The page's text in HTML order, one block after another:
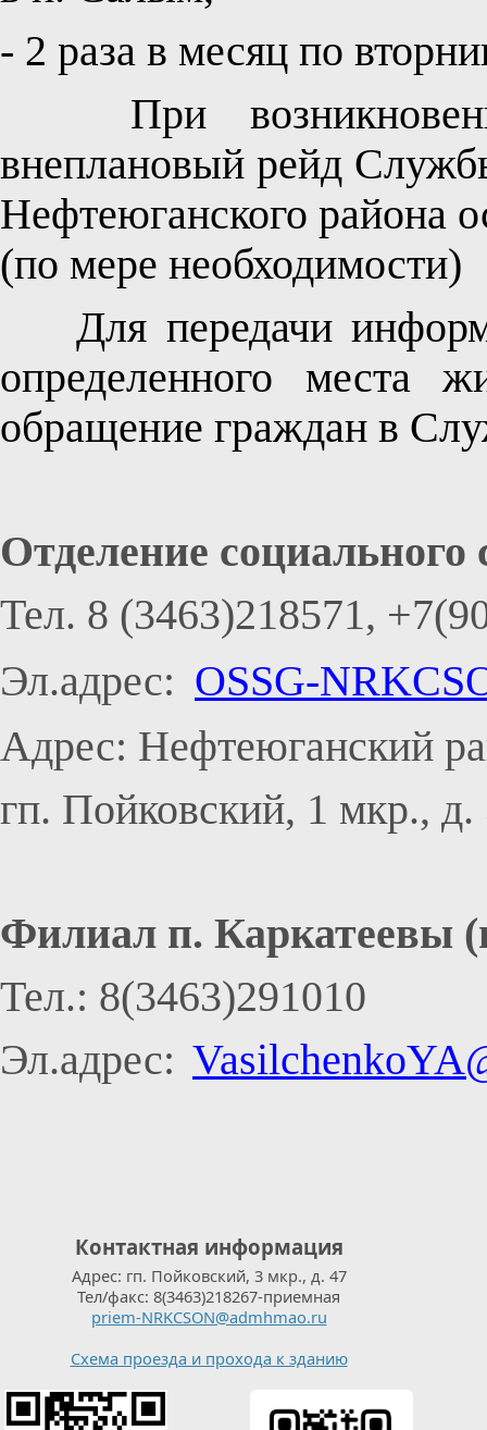
- 2 раза в месяц по
При возникновении
внеплановый рейд
Нефтеюганского района
(по мере необходимости)
Для передачи
определенного места
обращение граждан в
Отделение
Тел. 8 (3463)218571,
Эл.адрес: OSSG-
Адрес: Нефтеюганский
гп. Пойковский, 1 мкр., д.
Филиал п. Каркатеевы
Тел.: 8(3463)291010
Эл.адрес:
Контактная информация
Адрес: гп. Пойковский, 3 мкр., д. 47
Тел/факс: 8(3463)218267-приемная
priem-NRKCSON@admhmao.ru
Схема проезда и прохода к зданию